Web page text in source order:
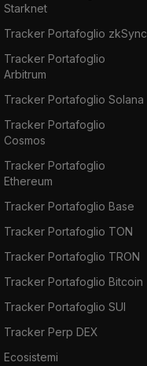
Starknet
Tracker Portafoglio zkSync
Tracker Portafoglio
Arbitrum
Tracker Portafoglio Solana
Tracker Portafoglio
Cosmos
Tracker Portafoglio
Ethereum
Tracker Portafoglio Base
Tracker Portafoglio TON
Tracker Portafoglio TRON
Tracker Portafoglio Bitcoin
Tracker Portafoglio SUI
Tracker Perp DEX
Ecosistemi